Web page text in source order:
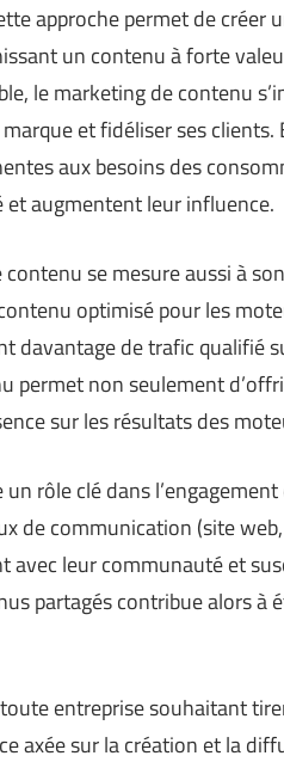
approche permet de créer
un contenu à forte
le marketing de contenu
et fidéliser ses
aux besoins des
augmentent leur influence.
se mesure aussi à
optimisé pour les
davantage de trafic qualifié
permet non seulement
sur les résultats des
rôle clé dans
de communication (site
avec leur communauté et
partagés contribue alors à
entreprise souhaitant
axée sur la création et la